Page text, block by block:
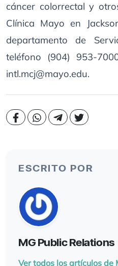
cáncer colorrectal y
Clínica Mayo en
departamento de
teléfono (904) 953-
intl.mcj@mayo.edu.
ESCRITO POR
MG Public Relations
Ver todos los artículos de